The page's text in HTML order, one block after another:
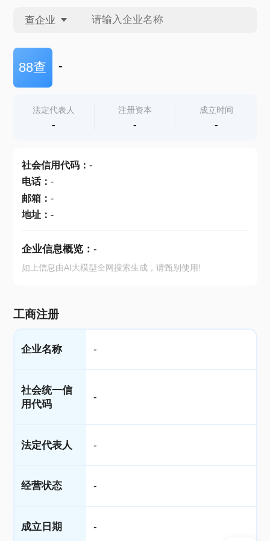
查企业
查企业
查产地
88查 -
法定代表人
-
注册资本
-
成立时间
-
社会信用代码： -
电话： -
邮箱： -
地址： -
企业信息概览： -
如上信息由AI大模型全网搜索生成，请甄别使用!
工商注册
企业名称 -
社会统一信
用代码
-
法定代表人 -
经营状态 -
成立日期 -